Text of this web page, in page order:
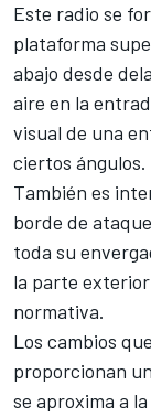
Este radio se
plataforma
abajo desde
aire en la
visual de una
ciertos ángulos.
También es
borde de
toda su
la parte
normativa.
Los cambios
proporcionan
se aproxima a